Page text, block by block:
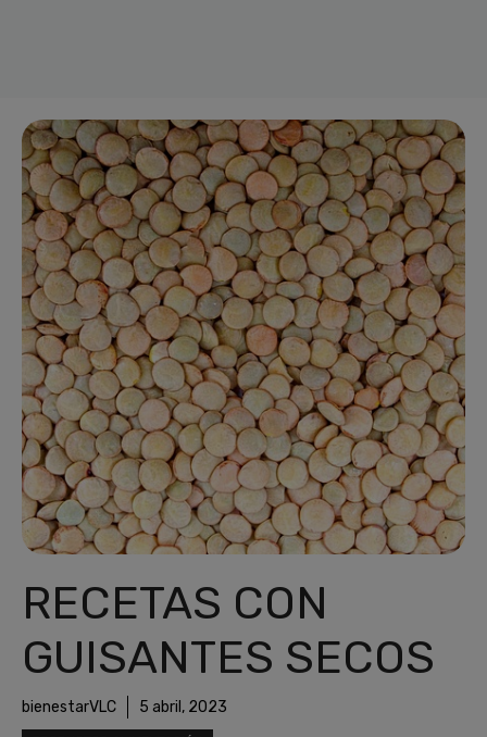
RECETAS CON
GUISANTES SECOS
bienestarVLC 5 abril, 2023